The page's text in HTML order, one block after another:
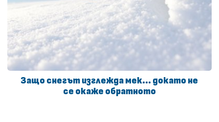
Защо снегът изглежда мек… докато не
се окаже обратното